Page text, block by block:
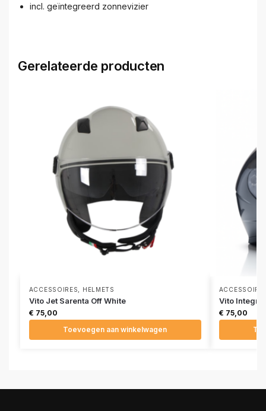
incl. geïntegreerd zonnevizier
Gerelateerde producten
ACCESSOIRES HELMETS
Vito Jet Sarenta Off White
€ 75,00
Toevoegen aan winkelwagen
Vito
€ 75,00